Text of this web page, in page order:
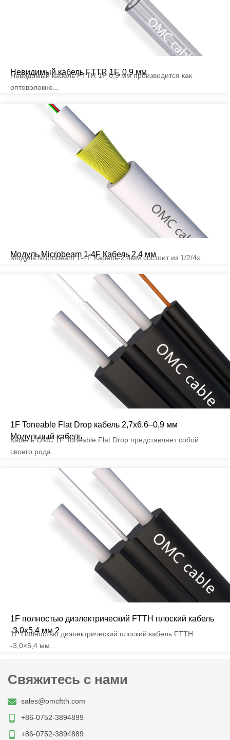
Невидимый кабель FTTR 1F, 0,9 мм
Невидимый кабель FTTR 1F 0,9 мм производится как
оптоволокно...
Модуль Microbeam 1-4F Кабель 2,4 мм
Модуль Microbeam 1-4F Кабель-2,4мм состоит из 1/2/4x...
1F Toneable Flat Drop кабель 2,7x6,6–0,9 мм
Модульный кабель
Кабель OMC 1F Toneable Flat Drop представляет собой
своего рода...
1F полностью диэлектрический FTTH плоский кабель
-3,0x5,4 мм 2
1F Полностью диэлектрический плоский кабель FTTH
-3,0×5,4 мм...
Свяжитесь с нами
sales@omcftth.com
+86-0752-3894899
+86-0752-3894889